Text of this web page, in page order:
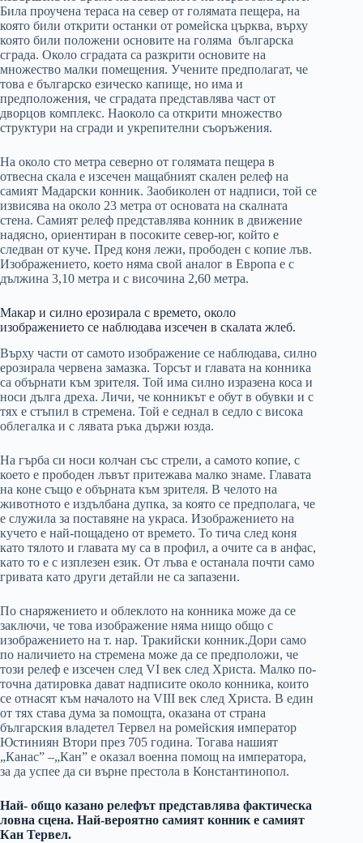
Била проучена тераса на север от голямата пещера, на
която били открити останки от ромейска църква, върху
която били положени основите на голяма българска
сграда. Около сградата са разкрити основите на
множество малки помещения. Учените предполагат, че
това е българско езическо капище, но има и
предположения, че сградата представлява част от
дворцов комплекс. Наоколо са открити множество
структури на сгради и укрепителни съоръжения.
На около сто метра северно от голямата пещера в
отвесна скала е изсечен мащабният скален релеф на
самият Мадарски конник. Заобиколен от надписи, той се
извисява на около 23 метра от основата на скалната
стена. Самият релеф представлява конник в движение
надясно, ориентиран в посоките север-юг, който е
следван от куче. Пред коня лежи, прободен с копие лъв.
Изображението, което няма свой аналог в Европа е с
дължина 3,10 метра и с височина 2,60 метра.
Макар и силно ерозирала с времето, около
изображението се наблюдава изсечен в скалата жлеб.
Върху части от самото изображение се наблюдава, силно
ерозирала червена замазка. Торсът и главата на конника
са обърнати към зрителя. Той има силно изразена коса и
носи дълга дреха. Личи, че конникът е обут в обувки и с
тях е стъпил в стремена. Той е седнал в седло с висока
облегалка и с лявата ръка държи юзда.
На гърба си носи колчан със стрели, а самото копие, с
което е прободен лъвът притежава малко знаме. Главата
на коне също е обърната към зрителя. В челото на
животното е издълбана дупка, за която се предполага, че
е служила за поставяне на украса. Изображението на
кучето е най-пощадено от времето. То тича след коня
като тялото и главата му са в профил, а очите са в анфас,
като то е с изплезен език. От лъва е останала почти само
гривата като други детайли не са запазени.
По снаряжението и облеклото на конника може да се
заключи, че това изображение няма нищо общо с
изображението на т. нар. Тракийски конник.Дори само
по наличието на стремена може да се предположи, че
този релеф е изсечен след VI век след Христа. Малко по-
точна датировка дават надписите около конника, които
се отнасят към началото на VIII век след Христа. В един
от тях става дума за помощта, оказана от страна
българския владетел Тервел на ромейския император
Юстиниян Втори през 705 година. Тогава нашият
„Канас” –„Кан” е оказал военна помощ на императора,
за да успее да си върне престола в Константинопол.
Най- общо казано релефът представлява фактическа
ловна сцена. Най-вероятно самият конник е самият
Кан Тервел.